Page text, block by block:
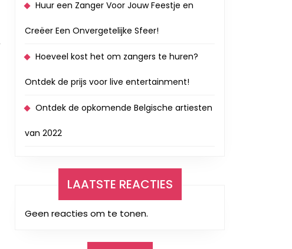
Huur een Zanger Voor Jouw Feestje en
Creëer Een Onvergetelijke Sfeer!
Hoeveel kost het om zangers te huren?
Ontdek de prijs voor live entertainment!
Ontdek de opkomende Belgische artiesten
van 2022
LAATSTE REACTIES
Geen reacties om te tonen.